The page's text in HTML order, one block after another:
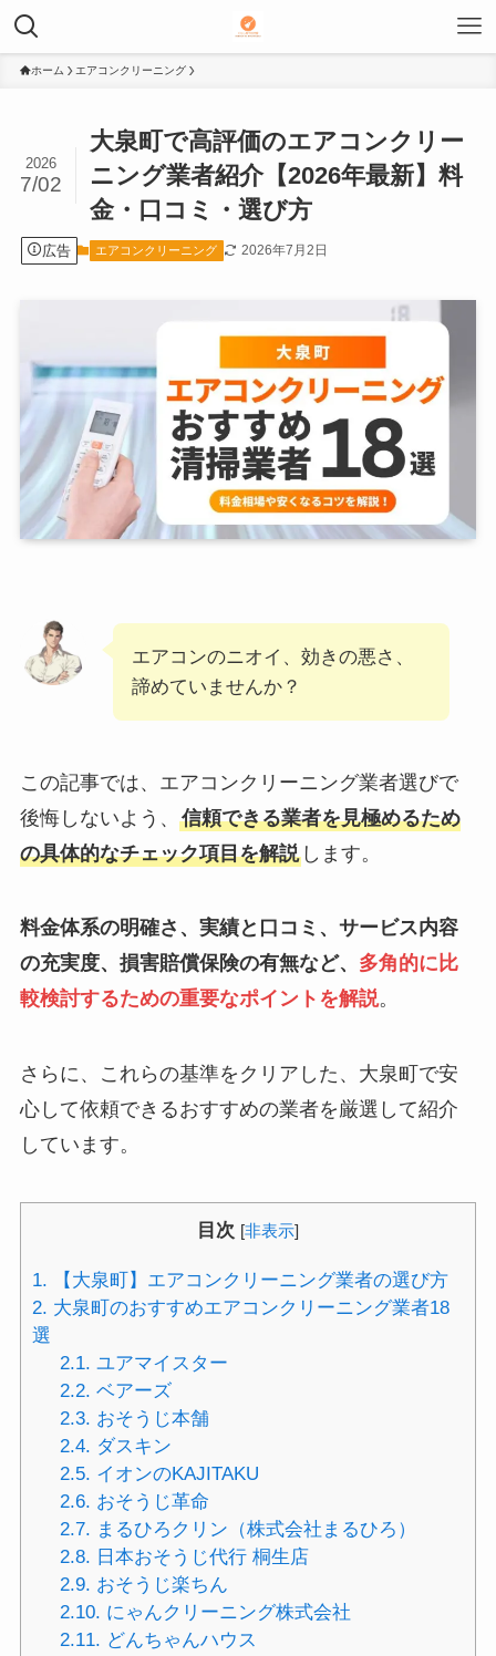
ホーム エアコンクリーニング
大泉町で高評価のエアコンクリー
ニング業者紹介【2026年最新】料
金・口コミ・選び方
2026
7/02
広告 エアコンクリーニング 2026年7月2日
エアコンのニオイ、効きの悪さ、
諦めていませんか？
この記事では、エアコンクリーニング業者選びで
後悔しないよう、 信頼できる業者を見極めるため
の具体的なチェック項目を解説します。
料金体系の明確さ、実績と口コミ、サービス内容
の充実度、損害賠償保険の有無など、 多角的に比
較検討するための重要なポイントを解説。
さらに、これらの基準をクリアした、大泉町で安
心して依頼できるおすすめの業者を厳選して紹介
しています。
目次 [非表示]
1. 【大泉町】エアコンクリーニング業者の選び方
2. 大泉町のおすすめエアコンクリーニング業者18
選
2.1. ユアマイスター
2.2. ベアーズ
2.3. おそうじ本舗
2.4. ダスキン
2.5. イオンのKAJITAKU
2.6. おそうじ革命
2.7. まるひろクリン（株式会社まるひろ）
2.8. 日本おそうじ代行 桐生店
2.9. おそうじ楽ちん
2.10. にゃんクリーニング株式会社
2.11. どんちゃんハウス